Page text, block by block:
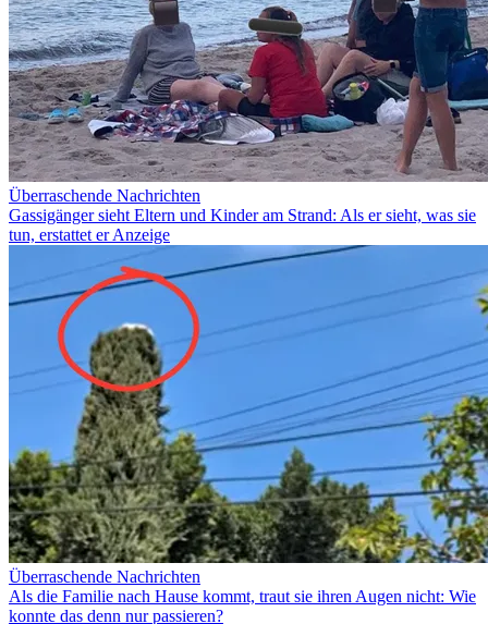
Überraschende Nachrichten
Gassigänger sieht Eltern und Kinder am Strand: Als er sieht, was sie
tun, erstattet er Anzeige
Überraschende Nachrichten
Als die Familie nach Hause kommt, traut sie ihren Augen nicht: Wie
konnte das denn nur passieren?